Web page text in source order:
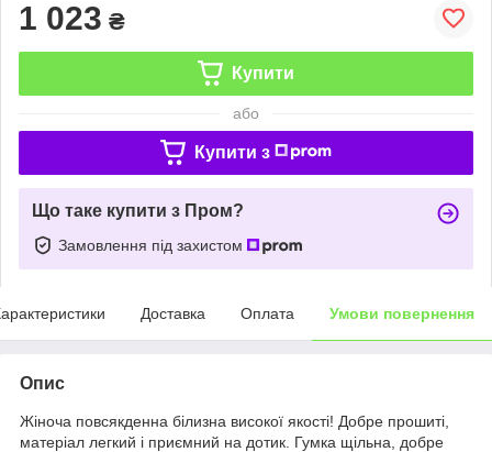
1 023 ₴
Купити
або
Купити з
Що таке купити з Пром?
Замовлення під захистом
Доставка Оплата Умови повернення
Опис
Жіноча повсякденна білизна високої якості! Добре прошиті,
матеріал легкий і приємний на дотик. Гумка щільна, добре